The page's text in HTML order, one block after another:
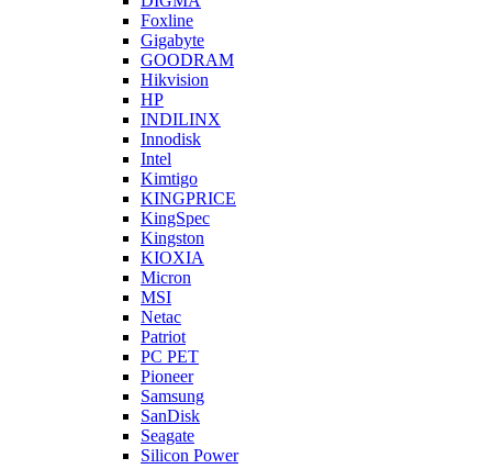
Foxline
Gigabyte
GOODRAM
Hikvision
HP
INDILINX
Innodisk
Intel
Kimtigo
KINGPRICE
KingSpec
Kingston
KIOXIA
Micron
MSI
Netac
Patriot
PC PET
Pioneer
Samsung
SanDisk
Seagate
Silicon Power